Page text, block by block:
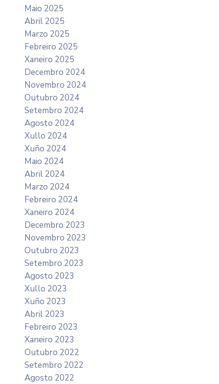
Maio 2025
Abril 2025
Marzo 2025
Febreiro 2025
Xaneiro 2025
Decembro 2024
Novembro 2024
Outubro 2024
Setembro 2024
Agosto 2024
Xullo 2024
Xuño 2024
Maio 2024
Abril 2024
Marzo 2024
Febreiro 2024
Xaneiro 2024
Decembro 2023
Novembro 2023
Outubro 2023
Setembro 2023
Agosto 2023
Xullo 2023
Xuño 2023
Abril 2023
Febreiro 2023
Xaneiro 2023
Outubro 2022
Setembro 2022
Agosto 2022